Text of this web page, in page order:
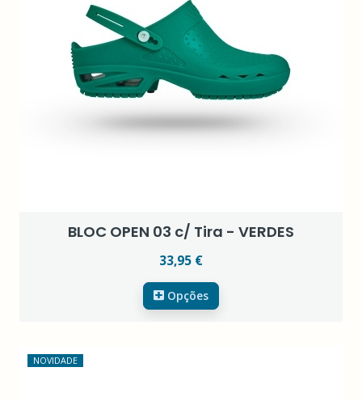
BLOC OPEN 03 c/ Tira - VERDES
33,95 €
Opções
NOVIDADE